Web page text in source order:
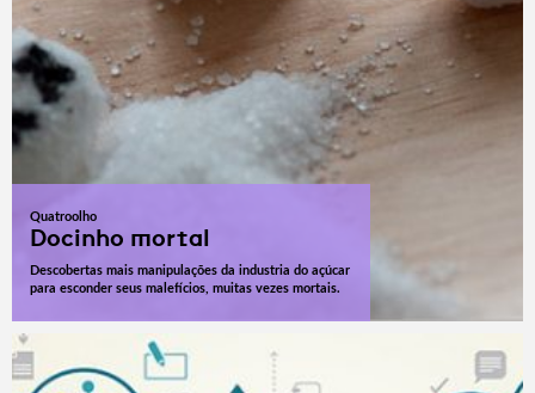
Quatroolho
Docinho mortal
Descobertas mais manipulações da industria do açúcar
para esconder seus malefícios, muitas vezes mortais.